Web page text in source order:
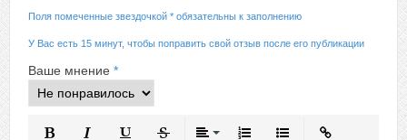
Поля помеченные звездочкой * обязательны к заполнению
У Вас есть 15 минут, чтобы поправить свой отзыв после его публикации
Ваше мнение *